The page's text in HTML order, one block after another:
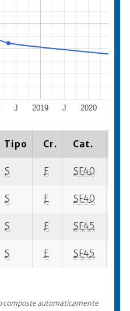
2019 2020
J J
Tipo Cr. Cat.
S E SF40
S E SF40
S E SF45
S E SF45
composte automaticamente